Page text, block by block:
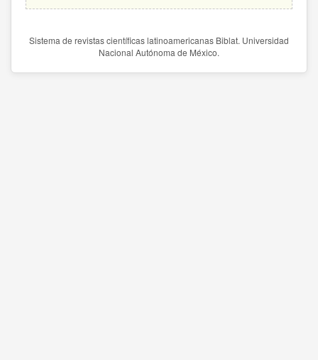
Sistema de revistas científicas latinoamericanas Biblat. Universidad
Nacional Autónoma de México.